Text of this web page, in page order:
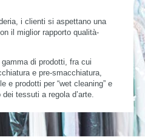
i clienti si aspettano una
il miglior rapporto qualità-
di prodotti, fra cui
e pre-smacchiatura,
e prodotti per “wet cleaning” e
tessuti a regola d’arte.